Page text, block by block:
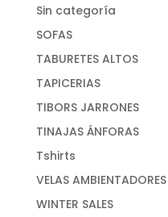
Sin categoría
SOFAS
TABURETES ALTOS
TAPICERIAS
TIBORS JARRONES
TINAJAS ÁNFORAS
Tshirts
VELAS AMBIENTADORES
WINTER SALES